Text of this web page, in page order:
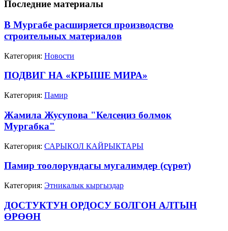
Последние материалы
В Мургабе расширяется производство
строительных материалов
Категория: Новости
ПОДВИГ НА «КРЫШЕ МИРА»
Категория: Памир
Жамила Жусупова "Келсеңиз болмок
Мургабка"
Категория: САРЫКОЛ КАЙРЫКТАРЫ
Памир тоолорундагы мугалимдер (сүрөт)
Категория: Этникалык кыргыздар
ДОСТУКТУН ОРДОСУ БОЛГОН АЛТЫН
ӨРӨӨН